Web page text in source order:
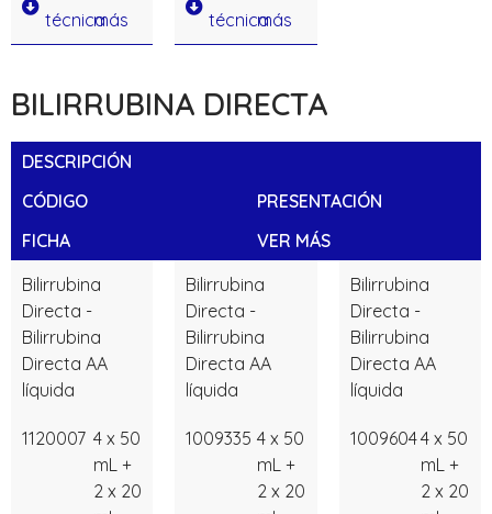
técnicamás
técnicamás
BILIRRUBINA DIRECTA
DESCRIPCIÓN
CÓDIGO
PRESENTACIÓN
FICHA
VER MÁS
Bilirrubina
Directa -
Bilirrubina
Directa AA
líquida
1120007 4 x 50
mL +
2 x 20
Bilirrubina
Directa -
Bilirrubina
Directa AA
líquida
1009335 4 x 50
mL +
2 x 20
Bilirrubina
Directa -
Bilirrubina
Directa AA
líquida
10096044 x 50
mL +
2 x 20